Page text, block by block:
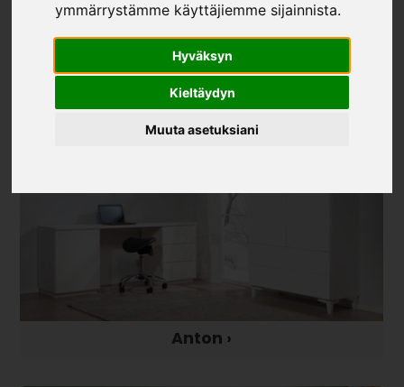
ymmärrystämme käyttäjiemme sijainnista.
Hyväksyn
Kieltäydyn
Muuta asetuksiani
Aalto ›
Anton ›